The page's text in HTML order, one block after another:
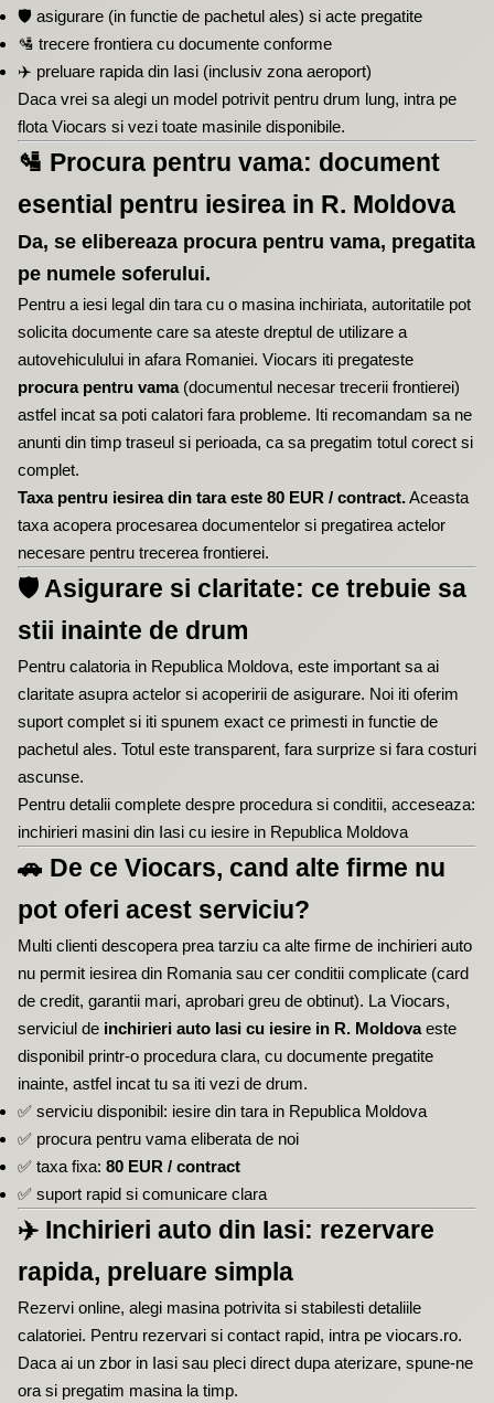
🛡️ asigurare (in functie de pachetul ales) si acte pregatite
🛂 trecere frontiera cu documente conforme
✈️ preluare rapida din Iasi (inclusiv zona aeroport)
Daca vrei sa alegi un model potrivit pentru drum lung, intra pe
flota Viocars si vezi toate masinile disponibile.
🛂 Procura pentru vama: document
esential pentru iesirea in R. Moldova
Da, se elibereaza procura pentru vama, pregatita
pe numele soferului.
Pentru a iesi legal din tara cu o masina inchiriata, autoritatile pot
solicita documente care sa ateste dreptul de utilizare a
autovehiculului in afara Romaniei. Viocars iti pregateste
procura pentru vama(documentul necesar trecerii frontierei)
astfel incat sa poti calatori fara probleme. Iti recomandam sa ne
anunti din timp traseul si perioada, ca sa pregatim totul corect si
complet.
Taxa pentru iesirea din tara este 80 EUR / contract.Aceasta
taxa acopera procesarea documentelor si pregatirea actelor
necesare pentru trecerea frontierei.
🛡️ Asigurare si claritate: ce trebuie sa
stii inainte de drum
Pentru calatoria in Republica Moldova, este important sa ai
claritate asupra actelor si acoperirii de asigurare. Noi iti oferim
suport complet si iti spunem exact ce primesti in functie de
pachetul ales. Totul este transparent, fara surprize si fara costuri
ascunse.
Pentru detalii complete despre procedura si conditii, acceseaza:
inchirieri masini din Iasi cu iesire in Republica Moldova
🚗 De ce Viocars, cand alte firme nu
pot oferi acest serviciu?
Multi clienti descopera prea tarziu ca alte firme de inchirieri auto
nu permit iesirea din Romania sau cer conditii complicate (card
de credit, garantii mari, aprobari greu de obtinut). La Viocars,
serviciul de inchirieri auto Iasi cu iesire in R. Moldovaeste
disponibil printr-o procedura clara, cu documente pregatite
inainte, astfel incat tu sa iti vezi de drum.
✅ serviciu disponibil: iesire din tara in Republica Moldova
✅ procura pentru vama eliberata de noi
✅ taxa fixa: 80 EUR / contract
✅ suport rapid si comunicare clara
✈️ Inchirieri auto din Iasi: rezervare
rapida, preluare simpla
Rezervi online, alegi masina potrivita si stabilesti detaliile
calatoriei. Pentru rezervari si contact rapid, intra pe viocars.ro.
Daca ai un zbor in Iasi sau pleci direct dupa aterizare, spune-ne
ora si pregatim masina la timp.